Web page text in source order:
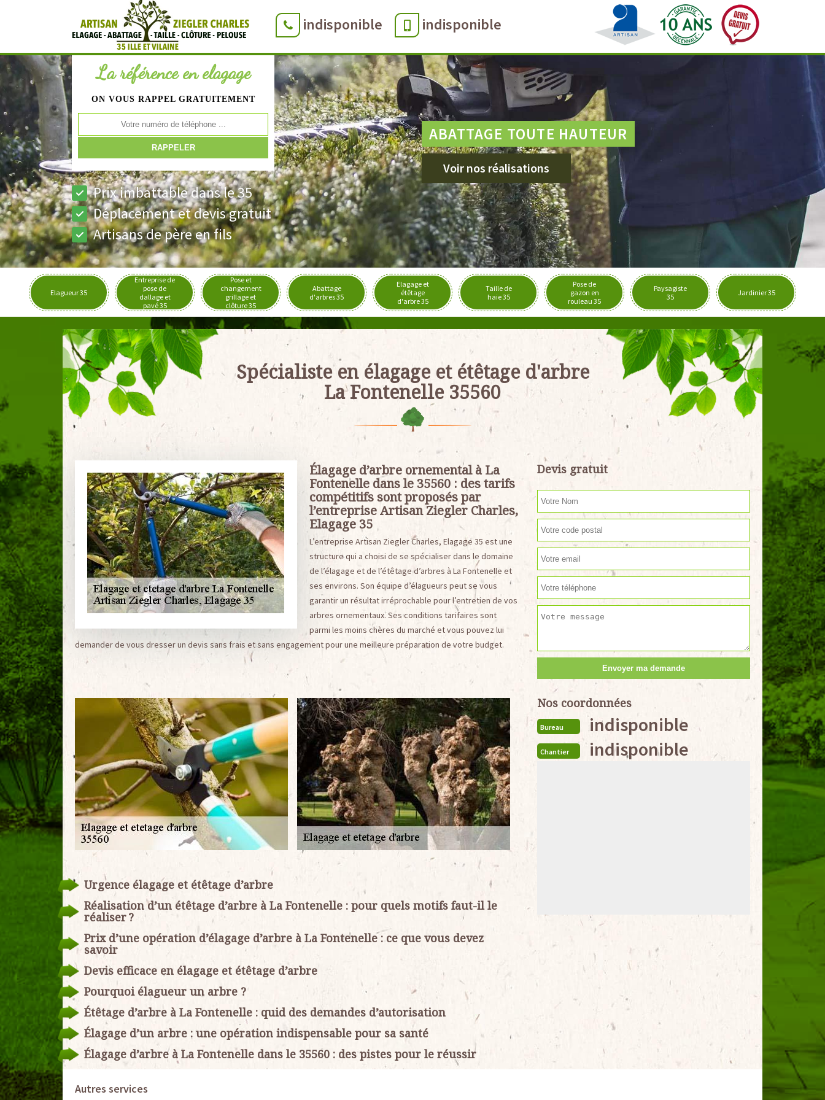
indisponible indisponible
La référence en elagage
ON VOUS RAPPEL GRATUITEMENT
Prix imbattable dans le 35
Déplacement et devis gratuit
Artisans de père en fils
ABATTAGE TOUTE HAUTEUR
Voir nos réalisations
Elagueur 35
Entreprise de
pose de
dallage et
pavé 35
Pose et
changement
grillage et
clôture 35
Abattage
d'arbres 35
Elagage et
étêtage
d'arbre 35
Taille de
haie 35
Pose de
gazon en
rouleau 35
Paysagiste
35
Jardinier 35
Spécialiste en élagage et étêtage d'arbre
La Fontenelle 35560
Élagage d’arbre ornemental à La
Fontenelle dans le 35560 : des tarifs
compétitifs sont proposés par
l’entreprise Artisan Ziegler Charles,
Elagage 35
L’entreprise Artisan Ziegler Charles, Elagage 35 est une
structure qui a choisi de se spécialiser dans le domaine
de l’élagage et de l’étêtage d’arbres à La Fontenelle et
ses environs. Son équipe d’élagueurs peut se vous
garantir un résultat irréprochable pour l’entretien de vos
arbres ornementaux. Ses conditions tarifaires sont
parmi les moins chères du marché et vous pouvez lui
demander de vous dresser un devis sans frais et sans engagement pour une meilleure préparation de votre budget.
Urgence élagage et étêtage d’arbre
Réalisation d’un étêtage d’arbre à La Fontenelle : pour quels motifs faut-il le
réaliser ?
Prix d’une opération d’élagage d’arbre à La Fontenelle : ce que vous devez
savoir
Devis efficace en élagage et étêtage d’arbre
Pourquoi élagueur un arbre ?
Étêtage d’arbre à La Fontenelle : quid des demandes d’autorisation
Élagage d’un arbre : une opération indispensable pour sa santé
Élagage d’arbre à La Fontenelle dans le 35560 : des pistes pour le réussir
Devis gratuit
Nos coordonnées
Bureau indisponible
Chantier indisponible
Autres services